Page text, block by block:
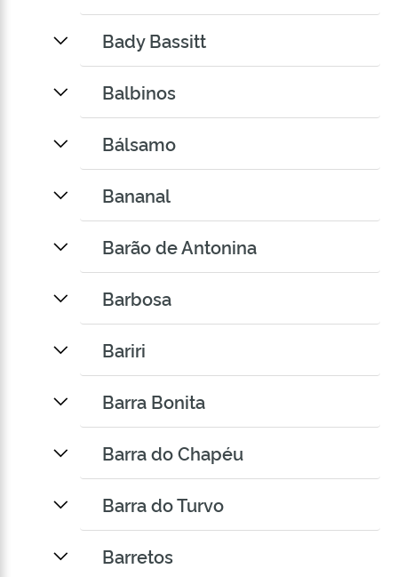
Bady Bassitt
Balbinos
Bálsamo
Bananal
Barão de Antonina
Barbosa
Bariri
Barra Bonita
Barra do Chapéu
Barra do Turvo
Barretos